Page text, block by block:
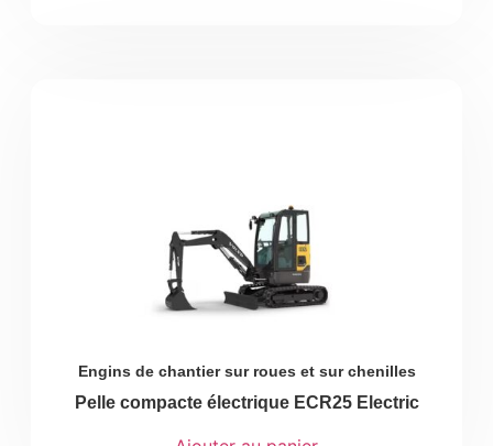
Engins de chantier sur roues et sur chenilles
Pelle compacte électrique ECR25 Electric